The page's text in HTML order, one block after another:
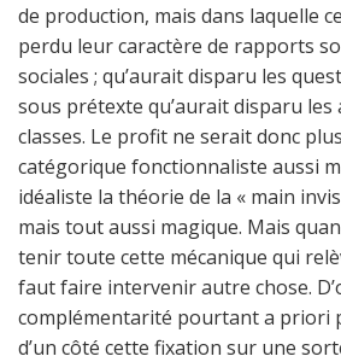
de production, mais dans laquelle
perdu leur caractère de rapports
sociales ; qu’aurait disparu les
sous prétexte qu’aurait disparu les
classes. Le profit ne serait donc
catégorique fonctionnaliste aussi
idéaliste la théorie de la « main
mais tout aussi magique. Mais
tenir toute cette mécanique qui
faut faire intervenir autre chose.
complémentarité pourtant a priori
d’un côté cette fixation sur une